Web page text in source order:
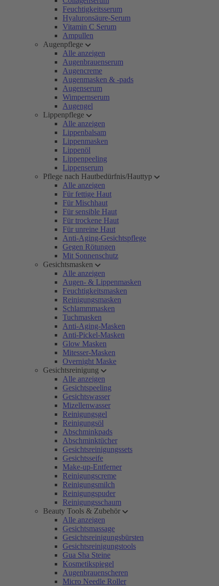
Feuchtigkeitsserum
Hyaluronsäure-Serum
Vitamin C Serum
Ampullen
Augenpflege
Alle anzeigen
Augenbrauenserum
Augencreme
Augenmasken & -pads
Augenserum
Wimpernserum
Augengel
Lippenpflege
Alle anzeigen
Lippenbalsam
Lippenmasken
Lippenöl
Lippenpeeling
Lippenserum
Pflege nach Hautbedürfnis/Hauttyp
Alle anzeigen
Für fettige Haut
Für Mischhaut
Für sensible Haut
Für trockene Haut
Für unreine Haut
Anti-Aging-Gesichtspflege
Gegen Rötungen
Mit Sonnenschutz
Gesichtsmasken
Alle anzeigen
Augen- & Lippenmasken
Feuchtigkeitsmasken
Reinigungsmasken
Schlammmasken
Tuchmasken
Anti-Aging-Masken
Anti-Pickel-Masken
Glow Masken
Mitesser-Masken
Overnight Maske
Gesichtsreinigung
Alle anzeigen
Gesichtspeeling
Gesichtswasser
Mizellenwasser
Reinigungsgel
Reinigungsöl
Abschminkpads
Abschminktücher
Gesichtsreinigungssets
Gesichtsseife
Make-up-Entferner
Reinigungscreme
Reinigungsmilch
Reinigungspuder
Reinigungsschaum
Beauty Tools & Zubehör
Alle anzeigen
Gesichtsmassage
Gesichtsreinigungsbürsten
Gesichtsreinigungstools
Gua Sha Steine
Kosmetikspiegel
Augenbrauenscheren
Micro Needle Roller